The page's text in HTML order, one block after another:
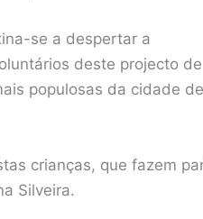
se a despertar a
deste projecto de
populosas da cidade de
crianças, que fazem
Silveira.